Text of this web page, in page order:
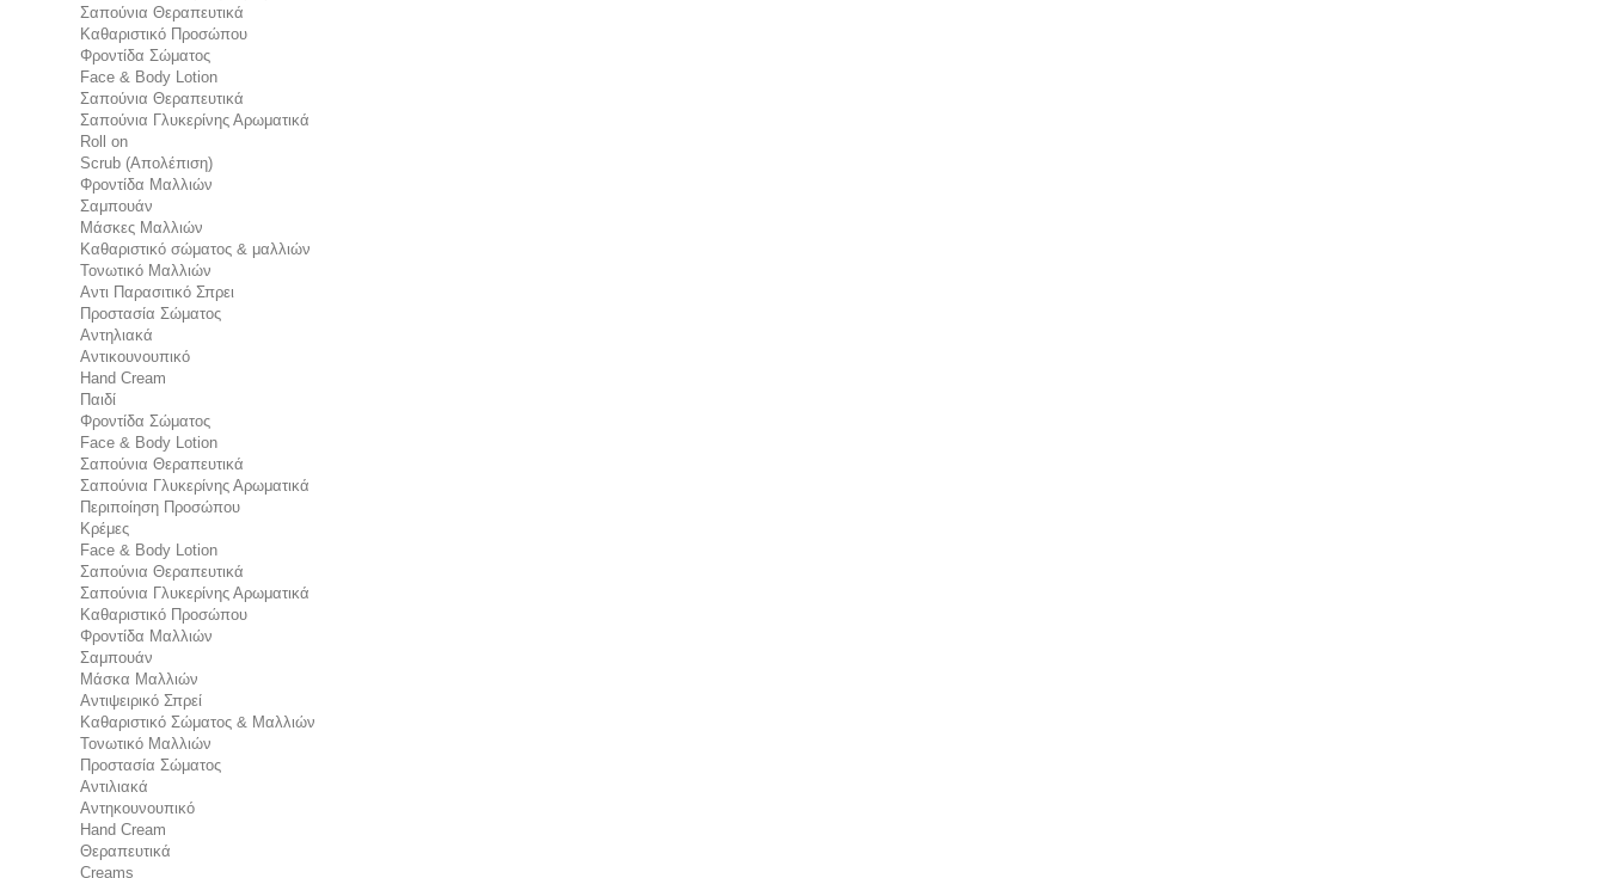
Σαπούνια Θεραπευτικά
Καθαριστικό Προσώπου
Φροντίδα Σώματος
Face & Body Lotion
Σαπούνια Θεραπευτικά
Σαπούνια Γλυκερίνης Αρωματικά
Roll on
Scrub (Απολέπιση)
Φροντίδα Μαλλιών
Σαμπουάν
Μάσκες Μαλλιών
Καθαριστικό σώματος & μαλλιών
Τονωτικό Μαλλιών
Αντι Παρασιτικό Σπρει
Προστασία Σώματος
Αντηλιακά
Αντικουνουπικό
Hand Cream
Παιδί
Φροντίδα Σώματος
Face & Body Lotion
Σαπούνια Θεραπευτικά
Σαπούνια Γλυκερίνης Αρωματικά
Περιποίηση Προσώπου
Κρέμες
Face & Body Lotion
Σαπούνια Θεραπευτικά
Σαπούνια Γλυκερίνης Αρωματικά
Καθαριστικό Προσώπου
Φροντίδα Μαλλιών
Σαμπουάν
Μάσκα Μαλλιών
Αντιψειρικό Σπρεί
Καθαριστικό Σώματος & Μαλλιών
Τονωτικό Μαλλιών
Προστασία Σώματος
Αντιλιακά
Αντηκουνουπικό
Hand Cream
Θεραπευτικά
Creams